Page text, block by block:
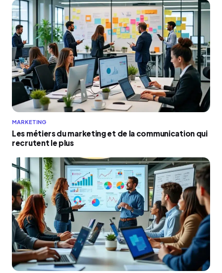
MARKETING
Les métiers du marketing et de la communication qui
recrutent le plus